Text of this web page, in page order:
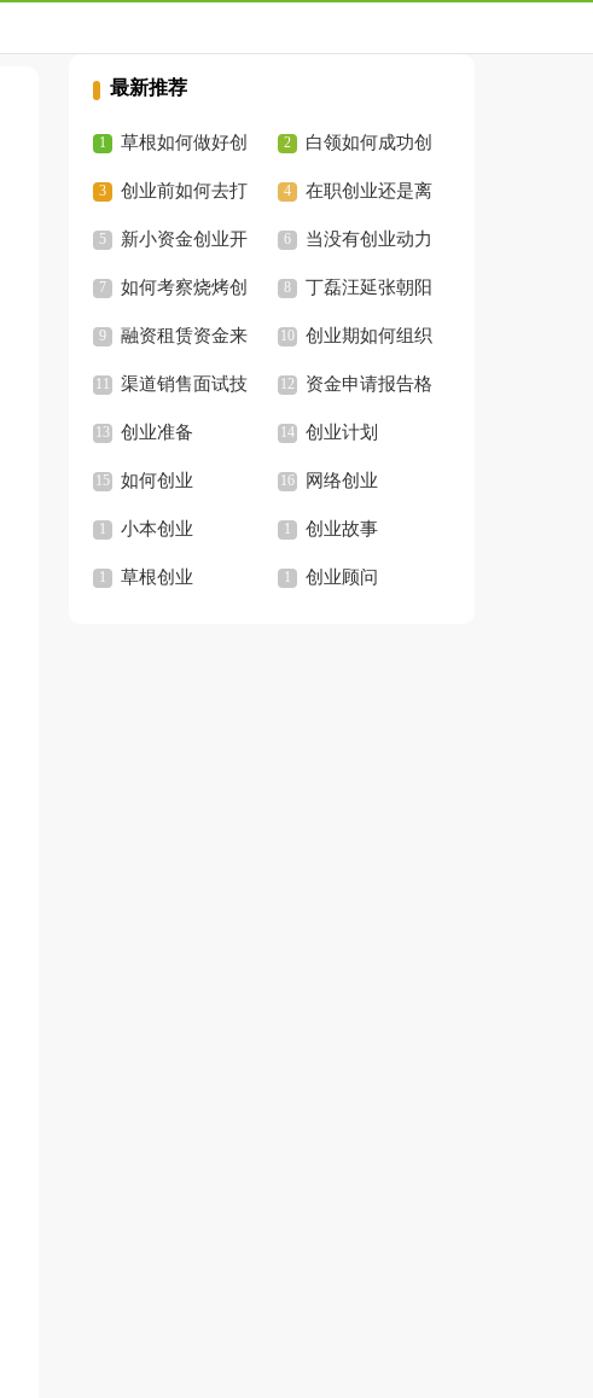
最新推荐
草根如何做好创
业投资
白领如何成功创
业
创业前如何去打
工
在职创业还是离
职创业怎么选择
新小资金创业开
店
当没有创业动力
的时候如何激励自己
如何考察烧烤创
业加盟店的品牌
丁磊汪延张朝阳
怎么请人吃饭拉单创
业
融资租赁资金来
源渠道及方式
创业期如何组织
创业团队
渠道销售面试技
巧
资金申请报告格
式
创业准备 创业计划
如何创业 网络创业
小本创业 创业故事
草根创业 创业顾问